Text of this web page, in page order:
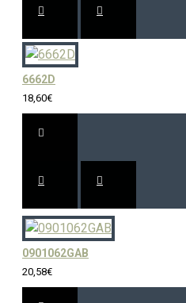
6662D
18,60€
0901062GAB
20,58€